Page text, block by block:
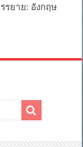
รยาย: อังกฤษ